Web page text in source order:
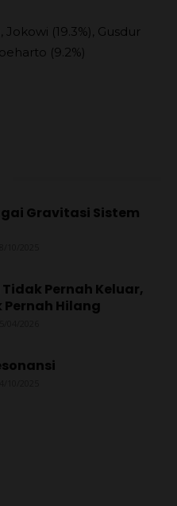
Jokowi (19.3%), Gusdur
(9.2%)
Gravitasi Sistem
Pernah Keluar,
Hilang